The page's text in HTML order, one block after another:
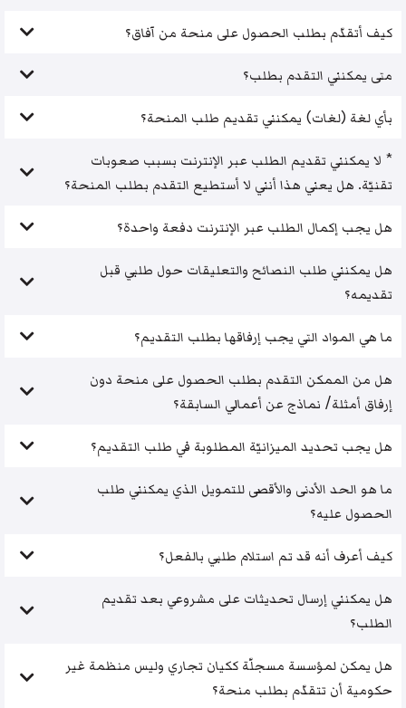
كيف أتقدّم بطلب الحصول على منحة من آفاق؟
متى يمكنني التقدم بطلب؟
بأي لغة (لغات) يمكنني تقديم طلب المنحة؟
* لا يمكنني تقديم الطلب عبر الإنترنت بسبب صعوبات
تقنيّة. هل يعني هذا أنني لا أستطيع التقدم بطلب المنحة؟
هل يجب إكمال الطلب عبر الإنترنت دفعة واحدة؟
هل يمكنني طلب النصائح والتعليقات حول طلبي قبل
تقديمه؟
ما هي المواد التي يجب إرفاقها بطلب التقديم؟
هل من الممكن التقدم بطلب الحصول على منحة دون
إرفاق أمثلة/ نماذج عن أعمالي السابقة؟
هل يجب تحديد الميزانيّة المطلوبة في طلب التقديم؟
ما هو الحد الأدنى والأقصى للتمويل الذي يمكنني طلب
الحصول عليه؟
كيف أعرف أنه قد تم استلام طلبي بالفعل؟
هل يمكنني إرسال تحديثات على مشروعي بعد تقديم
الطلب؟
هل يمكن لمؤسسة مسجلّة ككيان تجاري وليس منظمة غير
حكومية أن تتقدّم بطلب منحة؟